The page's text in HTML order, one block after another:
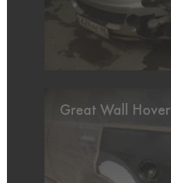
Great Wall Hover